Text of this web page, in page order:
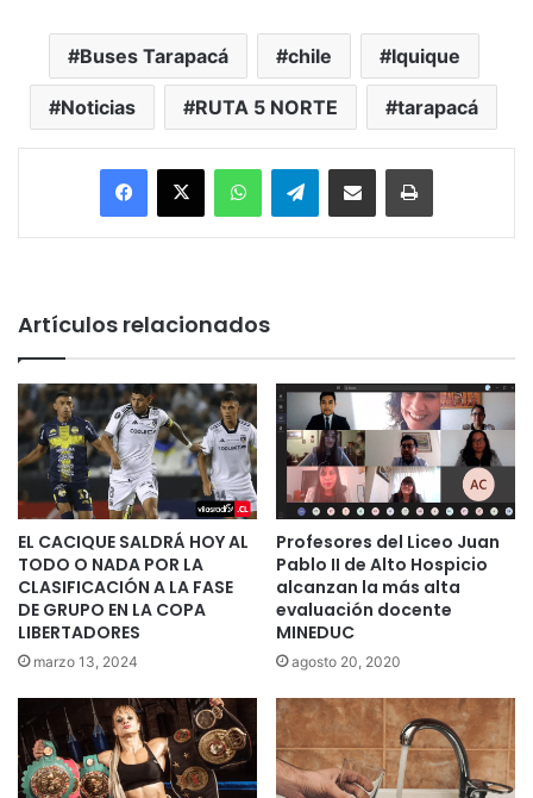
Buses Tarapacá chile Iquique
Noticias RUTA 5 NORTE tarapacá
Facebook
X WhatsAppTelegramEnviar vía email Imprimir
Artículos relacionados
EL CACIQUE SALDRÁ HOY AL
TODO O NADA POR LA
CLASIFICACIÓN A LA FASE
DE GRUPO EN LA COPA
LIBERTADORES
marzo 13, 2024
Profesores del Liceo Juan
Pablo II de Alto Hospicio
alcanzan la más alta
evaluación docente
MINEDUC
agosto 20, 2020